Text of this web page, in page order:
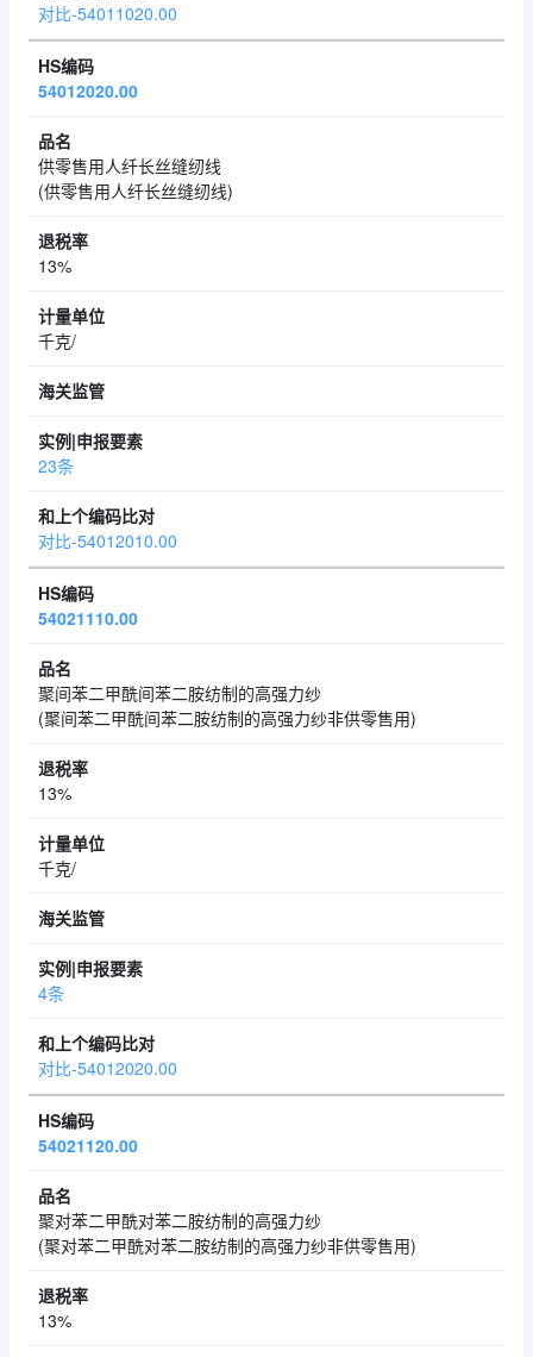
对比-54011020.00
54012020.00
供零售用人纤长丝缝纫线
(供零售用人纤长丝缝纫线)
13%
千克/
23条
对比-54012010.00
54021110.00
聚间苯二甲酰间苯二胺纺制的高强力纱
(聚间苯二甲酰间苯二胺纺制的高强力纱非供零售用)
13%
千克/
4条
对比-54012020.00
54021120.00
聚对苯二甲酰对苯二胺纺制的高强力纱
(聚对苯二甲酰对苯二胺纺制的高强力纱非供零售用)
13%